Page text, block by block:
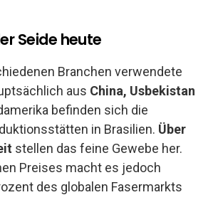
Seide heute
Branchen verwendete
aus China, Usbekistan
befinden sich die
in Brasilien. Über
stellen das feine Gewebe her.
Preises macht es jedoch
des globalen Fasermarkts